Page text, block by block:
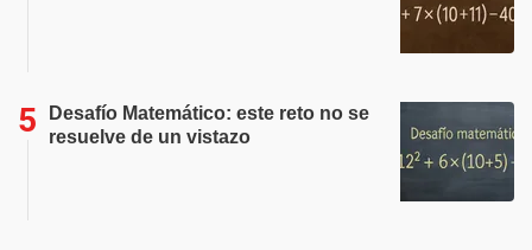
Desafío Matemático: este reto no se
resuelve de un vistazo